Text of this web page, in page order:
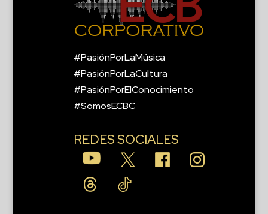
#PasiónPorLaMúsica
#PasiónPorLaCultura
#PasiónPorElConocimiento
#SomosECBC
REDES SOCIALES